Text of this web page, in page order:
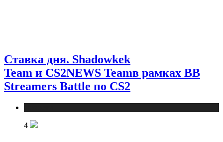
Ставка дня. Shadowkek
Team и CS2NEWS Teamв рамках BB
Streamers Battle по CS2
4